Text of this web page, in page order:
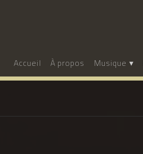
Accueil À propos Musique